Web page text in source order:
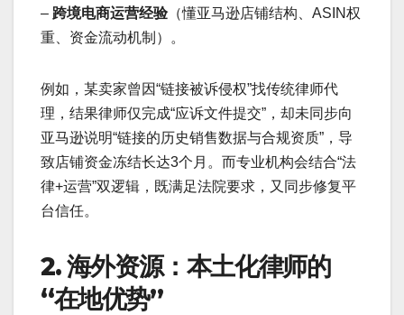
– 跨境电商运营经验（懂亚马逊店铺结构、ASIN权
重、资金流动机制）。
例如，某卖家曾因“链接被诉侵权”找传统律师代
理，结果律师仅完成“应诉文件提交”，却未同步向
亚马逊说明“链接的历史销售数据与合规资质”，导
致店铺资金冻结长达3个月。而专业机构会结合“法
律+运营”双逻辑，既满足法院要求，又同步修复平
台信任。
2. 海外资源：本土化律师的
“在地优势”